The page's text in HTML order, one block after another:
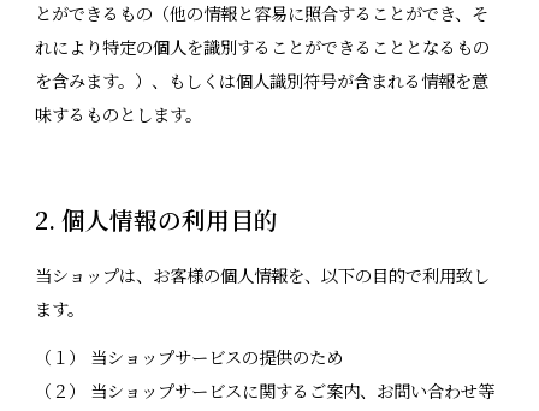
とができるもの（他の情報と容易に照合することができ、そ
れにより特定の個人を識別することができることとなるもの
を含みます。）、もしくは個人識別符号が含まれる情報を意
味するものとします。
2. 個人情報の利用目的
当ショップは、お客様の個人情報を、以下の目的で利用致し
ます。
（１） 当ショップサービスの提供のため
（２） 当ショップサービスに関するご案内、お問い合わせ等